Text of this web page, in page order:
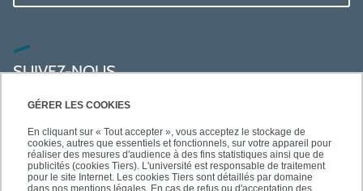
GÉRER LES COOKIES
En cliquant sur « Tout accepter », vous acceptez le stockage de
cookies, autres que essentiels et fonctionnels, sur votre appareil pour
réaliser des mesures d'audience à des fins statistiques ainsi que de
publicités (cookies Tiers). L'université est responsable de traitement
pour le site Internet. Les cookies Tiers sont détaillés par domaine
SUIVEZ-NOUS